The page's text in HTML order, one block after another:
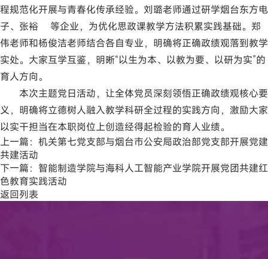
程规范化开展与青春化传承经验。刘璐老师通过研学烟台东方电
子、张裕 等企业，为优化思政课教学方法积累实践基础。郑
伟老师和杨俊洁老师结合各自专业，明确将正确政绩观落到教学
实处。大家互学互鉴，明晰“以生为本、以教为要、以研为实”的
育人方向。
本次主题党日活动，让全体党员深刻领悟正确政绩观核心要
义，明确将立德树人融入教学科研全过程的实践方向，激励大家
以实干担当在本职岗位上创造经得起检验的育人业绩。
上一篇： 机关第七党支部与烟台市公安局政治部党支部开展党建
共建活动
下一篇： 智能制造学院与海科人工智能产业学院开展党团共建红
色教育实践活动
返回列表